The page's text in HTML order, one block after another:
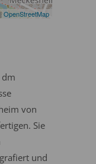
OpenStreetMap
dm
von
Sie
und